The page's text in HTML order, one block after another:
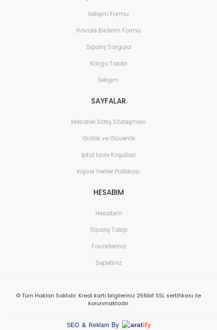
İletişim Formu
Havale Bildirim Formu
Sipariş Sorgula
Kargo Takibi
İletişim
SAYFALAR
Mesafeli Satış Sözleşmesi
Gizlilik ve Güvenlik
İptal İade Koşullari
Kişisel Veriler Politikası
HESABIM
Hesabım
Sipariş Takip
Favorileriniz
Sepetiniz
© Tüm Hakları Saklıdır. Kredi kartı bilgileriniz 256bit SSL sertifikası ile
korunmaktadır.
SEO & Reklam By aratify